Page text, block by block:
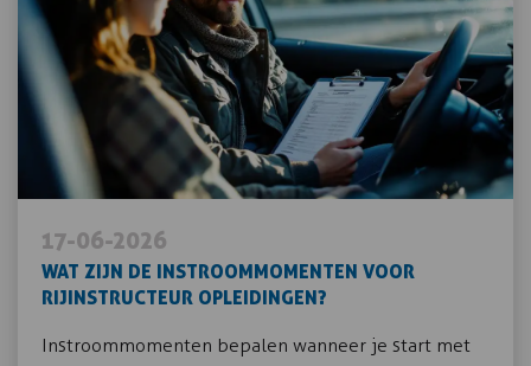
17-06-2026
WAT ZIJN DE INSTROOMMOMENTEN VOOR
RIJINSTRUCTEUR OPLEIDINGEN?
Instroommomenten bepalen wanneer je start met